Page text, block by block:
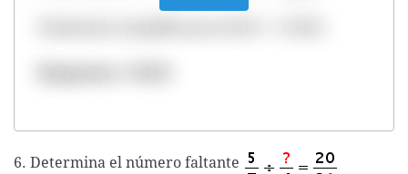
6. Determina el número faltante